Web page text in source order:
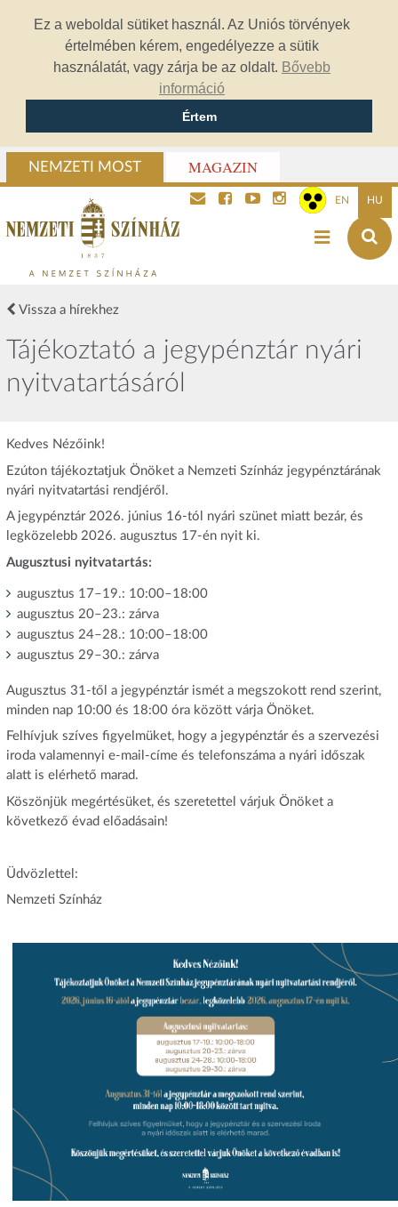
Ez a weboldal sütiket használ. Az Uniós törvények
értelmében kérem, engedélyezze a sütik
használatát, vagy zárja be az oldalt. Bővebb
információ
Értem
NEMZETI MOST MAGAZIN
EN HU
Vissza a hírekhez
Tájékoztató a jegypénztár nyári
nyitvatartásáról
Kedves Nézőink!
Ezúton tájékoztatjuk Önöket a Nemzeti Színház jegypénztárának
nyári nyitvatartási rendjéről.
A jegypénztár 2026. június 16-tól nyári szünet miatt bezár, és
legközelebb 2026. augusztus 17-én nyit ki.
Augusztusi nyitvatartás:
augusztus 17–19.: 10:00–18:00
augusztus 20–23.: zárva
augusztus 24–28.: 10:00–18:00
augusztus 29–30.: zárva
Augusztus 31-től a jegypénztár ismét a megszokott rend szerint,
minden nap 10:00 és 18:00 óra között várja Önöket.
Felhívjuk szíves figyelmüket, hogy a jegypénztár és a szervezési
iroda valamennyi e-mail-címe és telefonszáma a nyári időszak
alatt is elérhető marad.
Köszönjük megértésüket, és szeretettel várjuk Önöket a
következő évad előadásain!
Üdvözlettel:
Nemzeti Színház